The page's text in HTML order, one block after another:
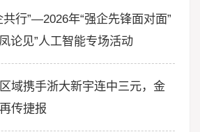
行”—2026年“强企先锋面对面”
论见”人工智能专场活动
域携手浙大新宇连中三元，金
传捷报